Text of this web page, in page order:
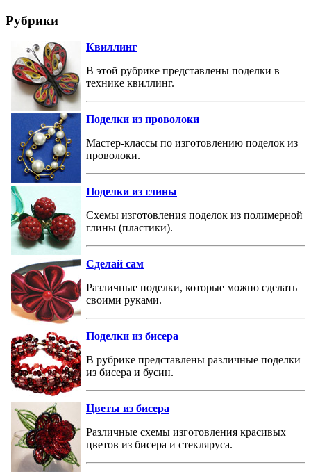
Рубрики
Квиллинг
В этой рубрике представлены поделки в
технике квиллинг.
Поделки из проволоки
Мастер-классы по изготовлению поделок из
проволоки.
Поделки из глины
Схемы изготовления поделок из полимерной
глины (пластики).
Сделай сам
Различные поделки, которые можно сделать
своими руками.
Поделки из бисера
В рубрике представлены различные поделки
из бисера и бусин.
Цветы из бисера
Различные схемы изготовления красивых
цветов из бисера и стекляруса.